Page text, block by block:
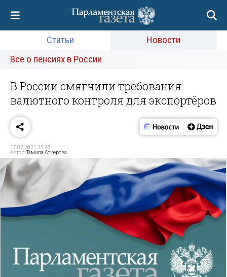
Статьи
Новости
Все о пенсиях в России
В России смягчили требования
валютного контроля для экспортёров
17.02.2021 15:46
Автор:Тамила Аскерова